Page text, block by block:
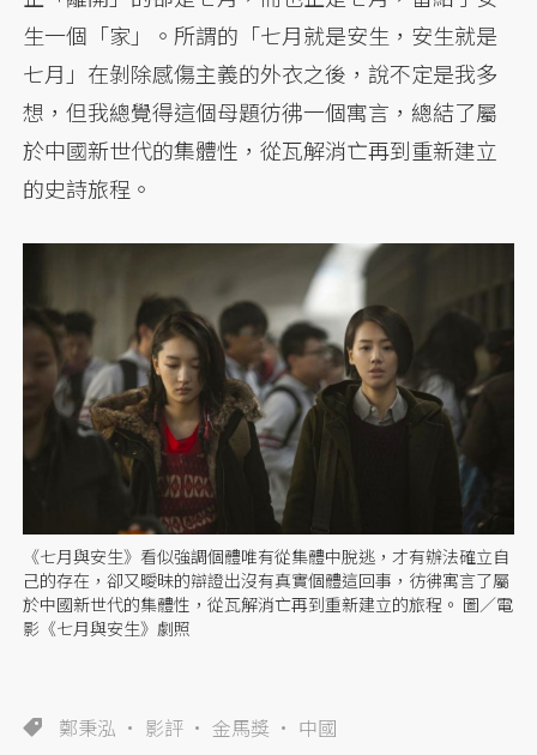
生一個「家」。所謂的「七月就是安生，安生就是
七月」在剝除感傷主義的外衣之後，說不定是我多
想，但我總覺得這個母題彷彿一個寓言，總結了屬
於中國新世代的集體性，從瓦解消亡再到重新建立
的史詩旅程。
《七月與安生》看似強調個體唯有從集體中脫逃，才有辦法確立自
己的存在，卻又曖昧的辯證出沒有真實個體這回事，彷彿寓言了屬
於中國新世代的集體性，從瓦解消亡再到重新建立的旅程。 圖／電
影《七月與安生》劇照
鄭秉泓 影評 金馬獎 中國